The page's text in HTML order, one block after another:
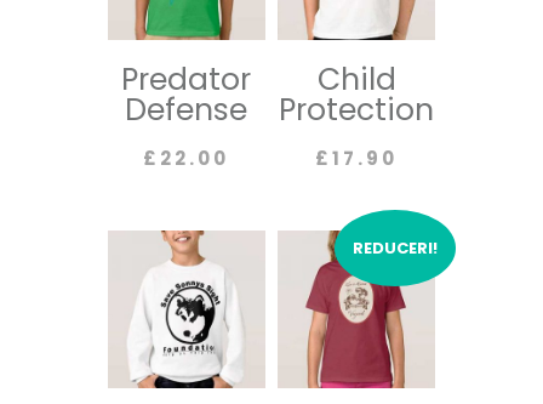
Predator
Defense
£ 22.00
Child
Protection
£17.90
REDUCERI!